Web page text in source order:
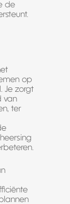
de
op
Je zorgt
van
ter